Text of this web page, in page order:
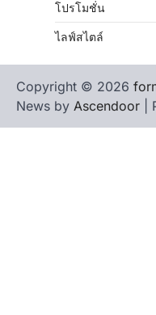
โปรโมชั่น
ไลฟ์สไตล์
Copyright © 2026
News by Ascendoor |